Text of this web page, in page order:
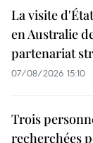
La visite
en Australie
partenariat
07/08/2026 15:10
Trois
recherchées